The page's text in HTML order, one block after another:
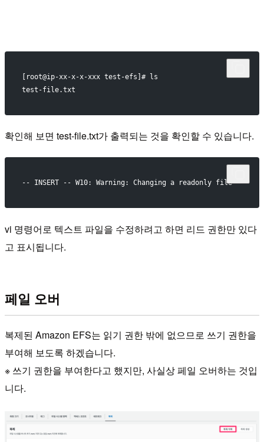
[root@ip-xx-x-x-xxx test-efs]# ls
test-file.txt
확인해 보면 test-file.txt가 출력되는 것을 확인할 수 있습니다.
-- INSERT -- W10: Warning: Changing a readonly file
vi 명령어로 텍스트 파일을 수정하려고 하면 리드 권한만 있다
고 표시됩니다.
페일 오버
복제된 Amazon EFS는 읽기 권한 밖에 없으므로 쓰기 권한을
부여해 보도록 하겠습니다.
※ 쓰기 권한을 부여한다고 했지만, 사실상 페일 오버하는 것입
니다.